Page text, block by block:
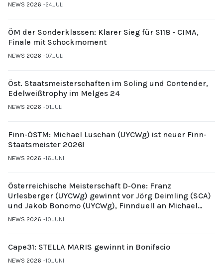
NEWS 2026 24.JULI
ÖM der Sonderklassen: Klarer Sieg für S118 - CIMA,
Finale mit Schockmoment
NEWS 2026 07.JULI
Öst. Staatsmeisterschaften im Soling und Contender,
Edelweißtrophy im Melges 24
NEWS 2026 01.JULI
Finn-ÖSTM: Michael Luschan (UYCWg) ist neuer Finn-
Staatsmeister 2026!
NEWS 2026 16.JUNI
Österreichische Meisterschaft D-One: Franz
Urlesberger (UYCWg) gewinnt vor Jörg Deimling (SCA)
und Jakob Bonomo (UYCWg), Finnduell an Michael
Gubi (UYCMo)
NEWS 2026 10.JUNI
Cape31: STELLA MARIS gewinnt in Bonifacio
NEWS 2026 10.JUNI